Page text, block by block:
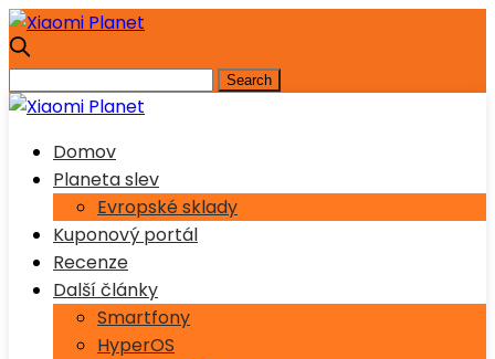
Domov
Planeta slev
Evropské sklady
Kuponový portál
Recenze
Další články
Smartfony
HyperOS